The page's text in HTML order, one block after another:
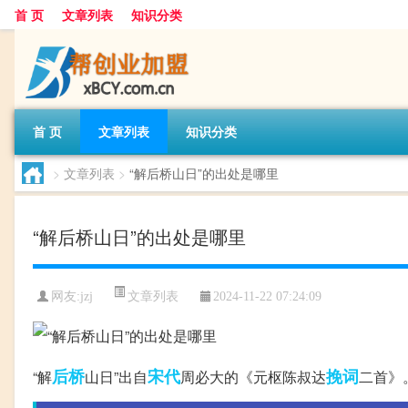
首 页 文章列表 知识分类
首 页 文章列表 知识分类
> 文章列表 > “解后桥山日”的出处是哪里
“解后桥山日”的出处是哪里
网友:jzj 文章列表 2024-11-22 07:24:09
“解后桥山日”出自宋代周必大的《元枢陈叔达挽词二首》